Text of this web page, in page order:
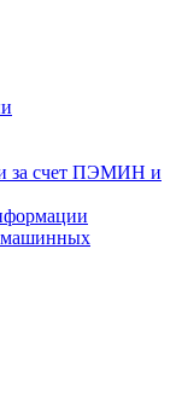
за счет ПЭМИН и
машинных